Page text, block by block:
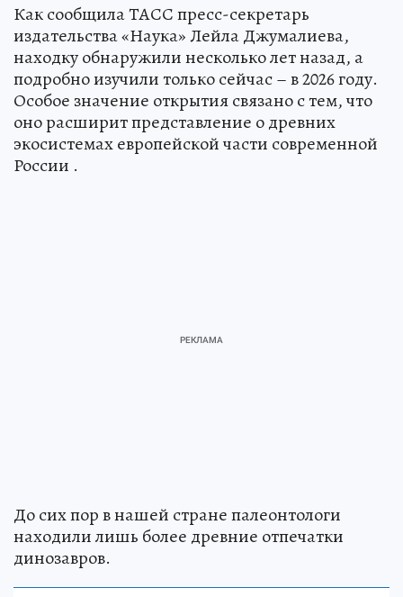
Как сообщила ТАСС пресс-секретарь
издательства «Наука» Лейла Джумалиева,
находку обнаружили несколько лет назад, а
подробно изучили только сейчас – в 2026 году.
Особое значение открытия связано с тем, что
оно расширит представление о древних
экосистемах европейской части современной
России .
До сих пор в нашей стране палеонтологи
находили лишь более древние отпечатки
динозавров.